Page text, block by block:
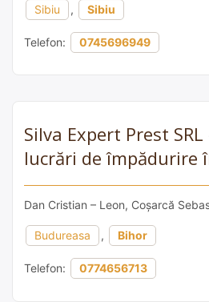
Sibiu , Sibiu
Telefon: 0745696949
Silva Expert Prest
lucrări de împădurire
Dan Cristian – Leon, Coșarcă
Budureasa , Bihor
Telefon: 0774656713